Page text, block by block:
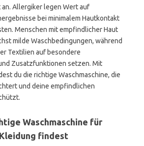
Allergiker legen Wert auf
bei minimalem Hautkontakt
Menschen mit empfindlicher Haut
milde Waschbedingungen, während
Textilien auf besondere
Zusatzfunktionen setzen. Mit
du die richtige Waschmaschine, die
und deine empfindlichen
Waschmaschine für
findest